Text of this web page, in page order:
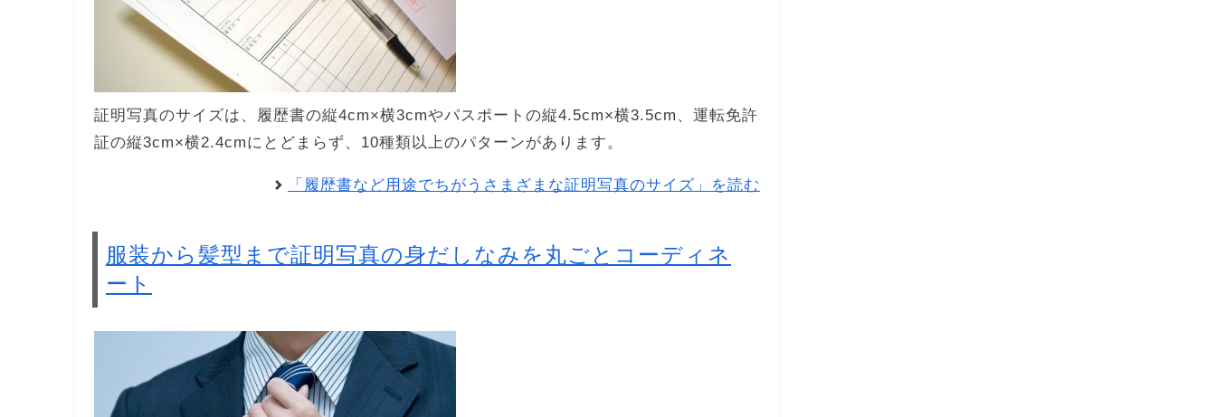
証明写真のサイズは、履歴書の縦4cm×横3cmやパスポートの縦4.5cm×横3.5cm、運転免許
証の縦3cm×横2.4cmにとどまらず、10種類以上のパターンがあります。
「履歴書など用途でちがうさまざまな証明写真のサイズ」を読む
服装から髪型まで証明写真の身だしなみを丸ごとコーディネ
ート